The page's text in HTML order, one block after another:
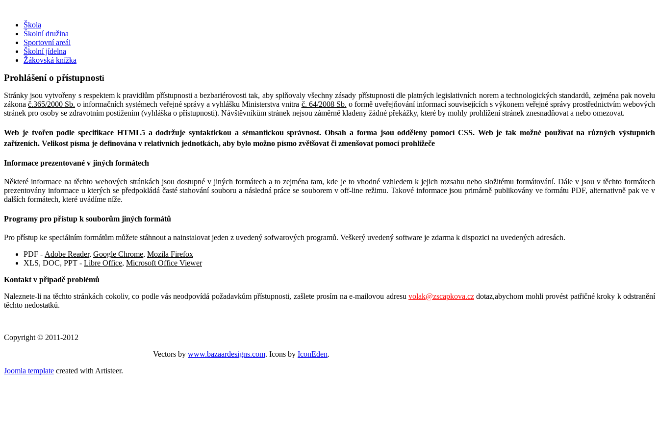
Škola
Školní družina
Sportovní areál
Školní jídelna
Žákovská knížka
Prohlášení o přístupnosti
Stránky jsou vytvořeny s respektem k pravidlům přístupnosti a bezbariérovosti tak, aby splňovaly všechny zásady přístupnosti dle platných legislativních norem a technologických standardů, zejména pak novelu
zákonač.365/2000 Sb. o informačních systémech veřejné správy a vyhlášku Ministerstva vnitra č. 64/2008 Sb. o formě uveřejňování informací souvisejících s výkonem veřejné správy prostřednictvím webových
stránek pro osoby se zdravotním postižením (vyhláška o přístupnosti). Návštěvníkům stránek nejsou záměrně kladeny žádné překážky, které by mohly prohlížení stránek znesnadňovat a nebo omezovat.
Web je tvořen podle specifikace HTML5 a dodržuje syntaktickou a sémantickou správnost. Obsah a forma jsou odděleny pomocí CSS. Web je tak možné používat na různých výstupních
zařízeních. Velikost písma je definována v relativních jednotkách, aby bylo možno písmo zvětšovat či zmenšovat pomocí prohlížeče
Informace prezentované v jiných formátech
Některé informace na těchto webových stránkách jsou dostupné v jiných formátech a to zejména tam, kde je to vhodné vzhledem k jejich rozsahu nebo složitému formátování. Dále v jsou v těchto formátech
prezentovány informace u kterých se předpokládá časté stahování souboru a následná práce se souborem v off-line režimu. Takové informace jsou primárně publikovány ve formátu PDF, alternativně pak ve v
dalších formátech, které uvádíme níže.
Programy pro přístup k souborům jiných formátů
Pro přístup ke speciálním formátům můžete stáhnout a nainstalovat jeden z uvedený sofwarových programů. Veškerý uvedený software je zdarma k dispozici na uvedených adresách.
PDF - Adobe Reader, Google Chrome, Mozila Firefox
XLS, DOC, PPT - Libre Office, Microsoft Office Viewer
Kontakt v případě problémů
Naleznete-li na těchto stránkách cokoliv, co podle vás neodpovídá požadavkům přístupnosti, zašlete prosím na e-mailovou adresu volak@zscapkova.cz dotaz,abychom mohli provést patřičné kroky k odstranění
těchto nedostatků.
Copyright © 2011-2012
Vectors by www.bazaardesigns.com. Icons by IconEden.
Joomla template created with Artisteer.